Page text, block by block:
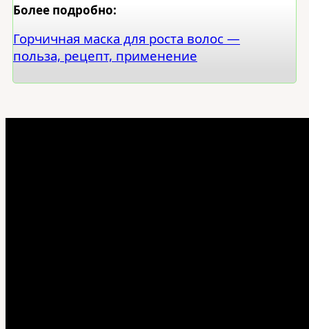
Более подробно:
Горчичная маска для роста волос —
польза, рецепт, применение